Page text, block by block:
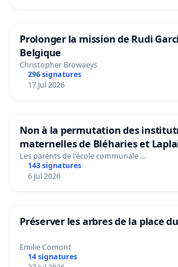
Prolonger la mission de Rudi
Belgique
Christopher Browaeys
296 signatures
17 Jul 2026
Non à la permutation des
maternelles de Bléharies et
Préservons la stabilité de nos
Les parents de l'école communale …
143 signatures
6 Jul 2026
Préserver les arbres de la place
Emilie Comont
14 signatures